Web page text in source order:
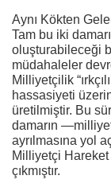
Aynı Kökten
Tam bu iki
oluşturabileceği
müdahaleler
Milliyetçilik
hassasiyeti
üretilmiştir. Bu
damarın
ayrılmasına yol
Milliyetçi Hareket
çıkmıştır.